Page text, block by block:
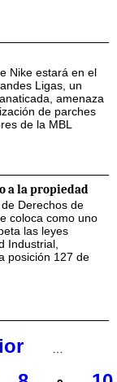
Nike estará en el
Ligas, un
amenaza
de parches
de la MBL
a la propiedad
Derechos de
coloca como uno
las leyes
Industrial,
posición 127 de
…